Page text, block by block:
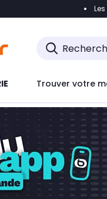
Accéder
Trouver votre